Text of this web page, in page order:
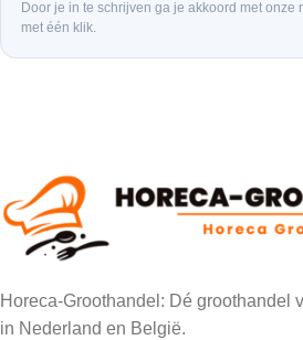
Door je in te schrijven ga je akkoord met onze
met één klik.
Horeca-Groothandel: Dé groothandel
in Nederland en België.